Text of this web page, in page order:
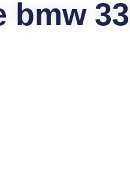
bmw